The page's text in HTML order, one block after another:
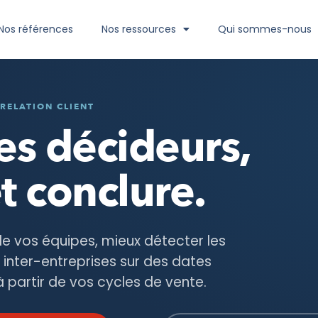
références Nos ressources Qui sommes-nous
CLIENT
décideurs,
conclure.
vos équipes, mieux détecter les
entreprises sur des dates
de vos cycles de vente.